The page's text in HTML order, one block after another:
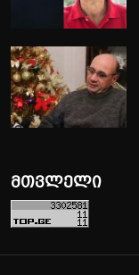
მთვლელი